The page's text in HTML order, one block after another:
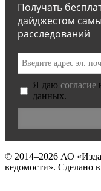
Получать
дайджестом
расследований
Я даю согласие
данных.
© 2014–2026 АО
ведомости». Сделано в